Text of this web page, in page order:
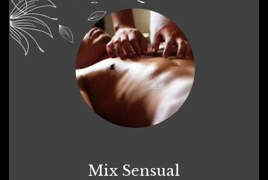
Mix Sensual